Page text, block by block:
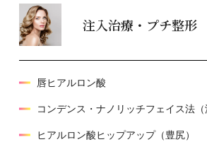
注入治療・プチ整形
唇ヒアルロン酸
コンデンス・ナノリッチフェイス法（
ヒアルロン酸ヒップアップ（豊尻）